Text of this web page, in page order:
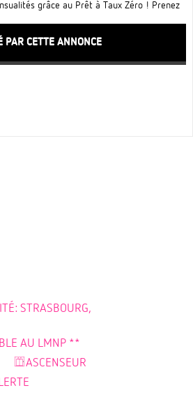
STRASBOURG,
AU LMNP **
ASCENSEUR
grâce au Prêt à Taux Zéro ! Prenez
PAR CETTE ANNONCE